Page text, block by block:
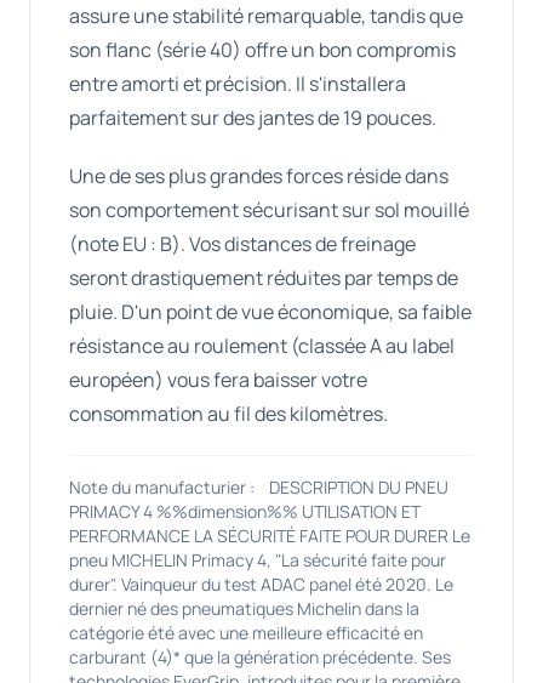
assure une stabilité remarquable, tandis que
son flanc (série 40) offre un bon compromis
entre amorti et précision. Il s'installera
parfaitement sur des jantes de 19 pouces.
Une de ses plus grandes forces réside dans
son comportement sécurisant sur sol mouillé
(note EU : B). Vos distances de freinage
seront drastiquement réduites par temps de
pluie. D'un point de vue économique, sa faible
résistance au roulement (classée A au label
européen) vous fera baisser votre
consommation au fil des kilomètres.
Note du manufacturier : DESCRIPTION DU PNEU
PRIMACY 4 %%dimension%% UTILISATION ET
PERFORMANCE LA SÉCURITÉ FAITE POUR DURER Le
pneu MICHELIN Primacy 4, "La sécurité faite pour
durer". Vainqueur du test ADAC panel été 2020. Le
dernier né des pneumatiques Michelin dans la
catégorie été avec une meilleure efficacité en
carburant (4)* que la génération précédente. Ses